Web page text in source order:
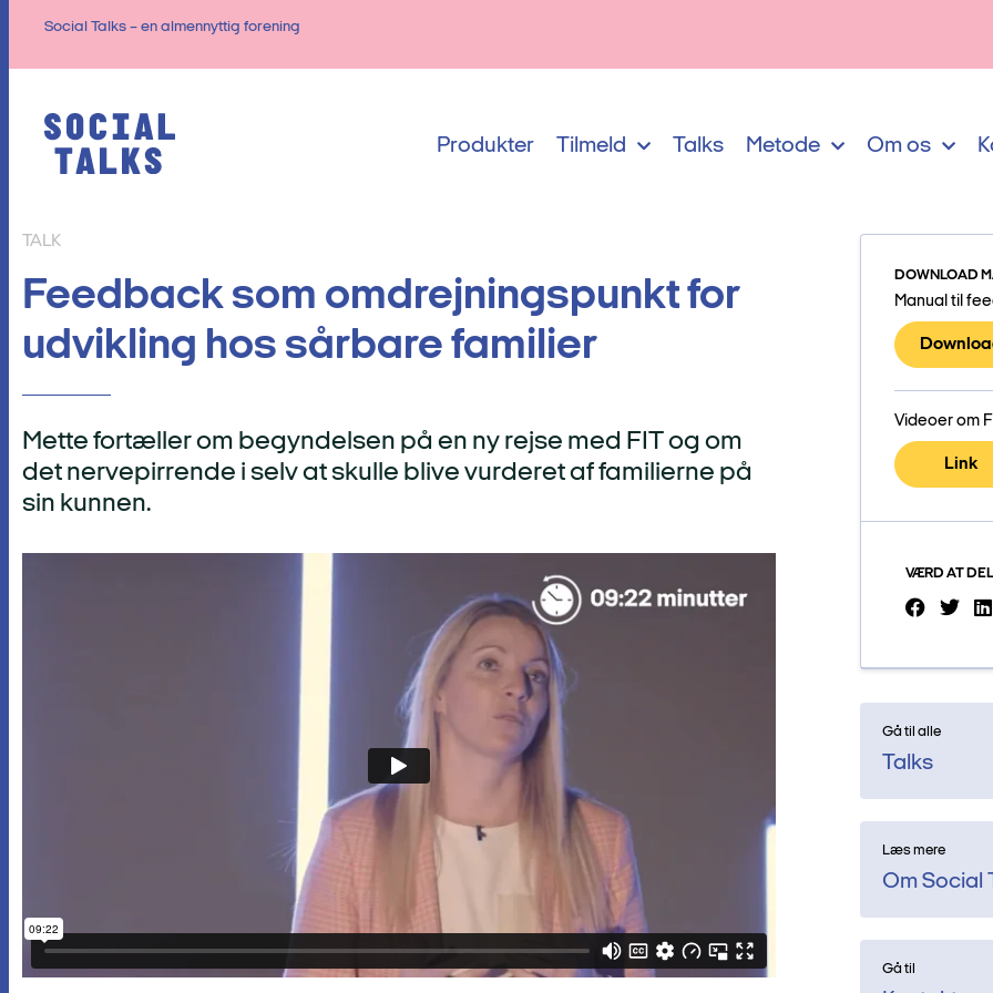
Social Talks – en almennyttig forening
Produkter Tilmeld Talks Metode Om os
TALK
Feedback som omdrejningspunkt for
udvikling hos sårbare familier
Mette fortæller om begyndelsen på en ny rejse med FIT og om
det nervepirrende i selv at skulle blive vurderet af familierne på
sin kunnen.
DOWNLOAD
Manual til
Videoer om
Link
VÆRD AT
Gå til alle
Talks
Læs mere
Om Social
Gå til